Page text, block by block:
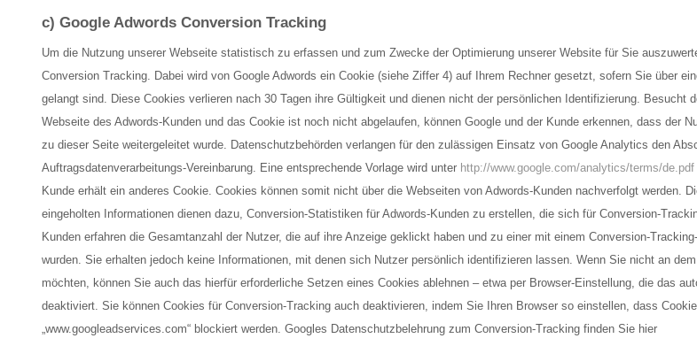
c) Google Adwords Conversion Tracking
Um die Nutzung unserer Webseite statistisch zu erfassen und zum Zwecke der Optimierung unserer Website für Sie
Conversion Tracking. Dabei wird von Google Adwords ein Cookie (siehe Ziffer 4) auf Ihrem Rechner gesetzt, sofern Sie über
gelangt sind. Diese Cookies verlieren nach 30 Tagen ihre Gültigkeit und dienen nicht der persönlichen Identifizierung. Besucht
Webseite des Adwords-Kunden und das Cookie ist noch nicht abgelaufen, können Google und der Kunde erkennen, dass der
zu dieser Seite weitergeleitet wurde. Datenschutzbehörden verlangen für den zulässigen Einsatz von Google Analytics den
Auftragsdatenverarbeitungs-Vereinbarung. Eine entsprechende Vorlage wird unter http://www.google.com/analytics/terms/de.pdf
Kunde erhält ein anderes Cookie. Cookies können somit nicht über die Webseiten von Adwords-Kunden nachverfolgt werden.
eingeholten Informationen dienen dazu, Conversion-Statistiken für Adwords-Kunden zu erstellen, die sich für Conversion-
Kunden erfahren die Gesamtanzahl der Nutzer, die auf ihre Anzeige geklickt haben und zu einer mit einem Conversion-
wurden. Sie erhalten jedoch keine Informationen, mit denen sich Nutzer persönlich identifizieren lassen. Wenn Sie nicht an
möchten, können Sie auch das hierfür erforderliche Setzen eines Cookies ablehnen – etwa per Browser-Einstellung, die das
deaktiviert. Sie können Cookies für Conversion-Tracking auch deaktivieren, indem Sie Ihren Browser so einstellen, dass
„www.googleadservices.com“ blockiert werden. Googles Datenschutzbelehrung zum Conversion-Tracking finden Sie hier